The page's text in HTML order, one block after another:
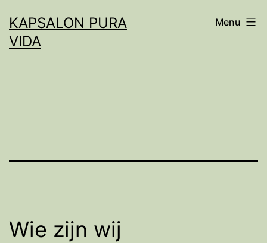
naar
de
KAPSALON PURA
VIDA
Menu
Wie zijn wij